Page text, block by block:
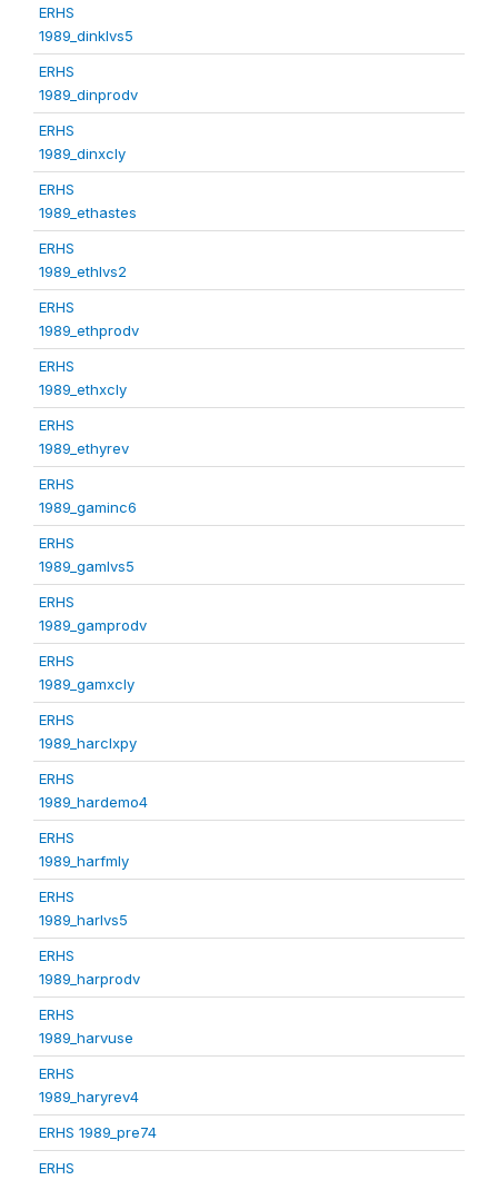
ERHS
1989_dinklvs5
ERHS
1989_dinprodv
ERHS
1989_dinxcly
ERHS
1989_ethastes
ERHS
1989_ethlvs2
ERHS
1989_ethprodv
ERHS
1989_ethxcly
ERHS
1989_ethyrev
ERHS
1989_gaminc6
ERHS
1989_gamlvs5
ERHS
1989_gamprodv
ERHS
1989_gamxcly
ERHS
1989_harclxpy
ERHS
1989_hardemo4
ERHS
1989_harfmly
ERHS
1989_harlvs5
ERHS
1989_harprodv
ERHS
1989_harvuse
ERHS
1989_haryrev4
ERHS 1989_pre74
ERHS